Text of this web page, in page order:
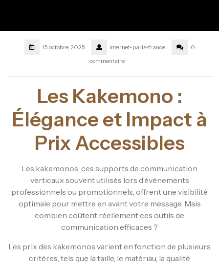
15 octobre, 2025 internet-paris-france
0
commentaire
Les Kakemono :
Élégance et Impact à
Prix Accessibles
Les kakemonos, ces supports de communication
verticaux souvent utilisés lors d’événements
professionnels ou promotionnels, offrent une visibilité
optimale pour mettre en avant votre message. Mais
combien coûtent réellement ces outils de
communication efficaces ?
Les prix des kakemonos varient en fonction de plusieurs
critères, tels que la taille, le matériau, la qualité